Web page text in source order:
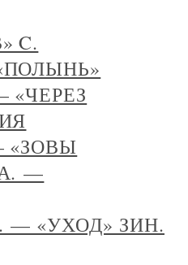
C.
—
«УХОД» ЗИН.